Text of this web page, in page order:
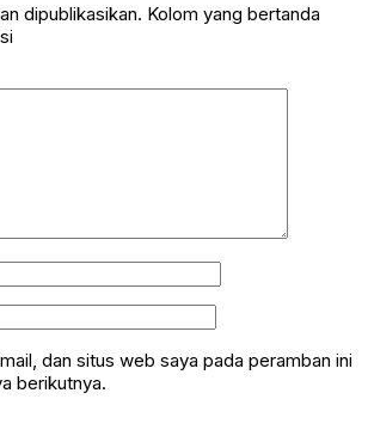
dipublikasikan. Kolom yang bertanda
dan situs web saya pada peramban ini
berikutnya.